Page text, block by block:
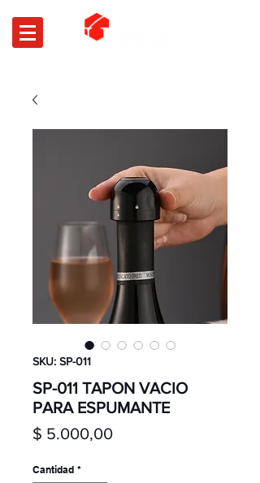
SKU: SP-011
SP-011 TAPON VACIO
PARA ESPUMANTE
$ 5.000,00Precio
Cantidad *